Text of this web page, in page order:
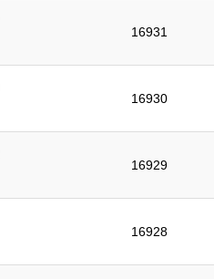
16931
16930
16929
16928